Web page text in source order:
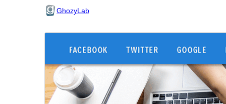
GhozyLab